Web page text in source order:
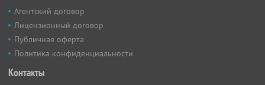
Агентский договор
Лицензионный договор
Публичная оферта
Политика конфиденциальности
Контакты